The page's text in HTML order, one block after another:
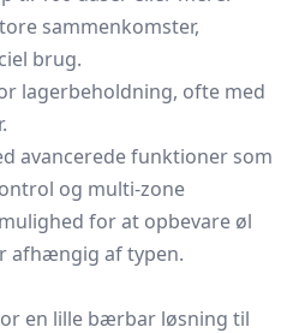
sammenkomster,
brug.
lagerbeholdning, ofte med
avancerede funktioner som
og multi-zone
for at opbevare øl
afhængig af typen.
en lille bærbar løsning til